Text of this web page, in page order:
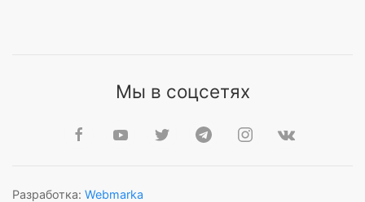
Мы в соцсетях
Разработка: Webmarka